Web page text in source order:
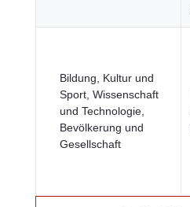
Bildung, Kultur und
Sport, Wissenschaft
und Technologie,
Bevölkerung und
Gesellschaft